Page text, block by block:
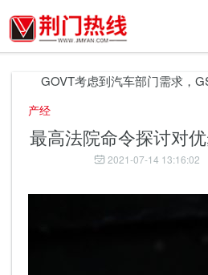
GOVT考虑到汽车部门需求，
产经
最高法院命令探讨对
2021-07-14 13:16:02